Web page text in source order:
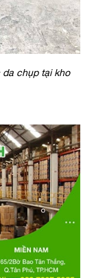
chụp tại kho